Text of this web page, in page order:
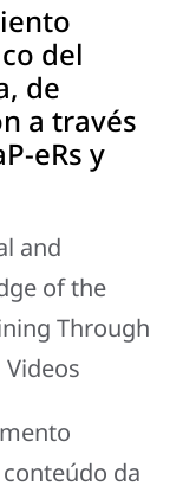
del
de
a través
eRs y
and
of the
Through
da